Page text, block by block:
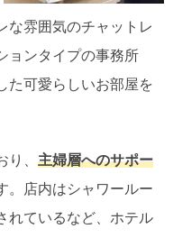
な雰囲気のチャットレ
ョンタイプの事務所
た可愛らしいお部屋を
、 主婦層へのサポー
。店内はシャワールー
れているなど、ホテル